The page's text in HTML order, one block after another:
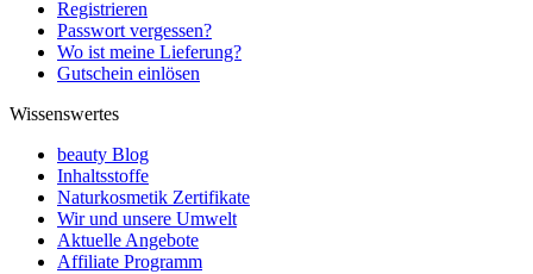
Registrieren
Passwort vergessen?
Wo ist meine Lieferung?
Gutschein einlösen
Wissenswertes
beauty Blog
Inhaltsstoffe
Naturkosmetik Zertifikate
Wir und unsere Umwelt
Aktuelle Angebote
Affiliate Programm